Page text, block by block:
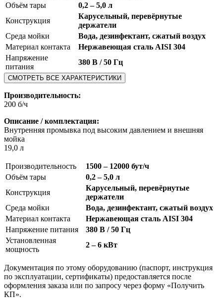
Объём тары
0,2 – 5,0 л
Конструкция
Карусельный, перевёрнутые
держатели
Среда мойки
Вода, дезинфектант, сжатый воздух
Материал контакта
Нержавеющая сталь AISI 304
Напряжение
питания
380 В / 50 Гц
СМОТРЕТЬ ВСЕ ХАРАКТЕРИСТИКИ
Производительность:
200 б/ч
Описание / комплектация:
Внутренняя промывка под высоким давлением и внешняя
мойка
19,0 л
Производительность
1500 – 12000 бут/ч
Объём тары
0,2 – 5,0 л
Конструкция
Карусельный, перевёрнутые
держатели
Среда мойки
Вода, дезинфектант, сжатый воздух
Материал контакта
Нержавеющая сталь AISI 304
Напряжение питания
380 В / 50 Гц
Установленная
мощность
2 – 6 кВт
Документация по этому оборудованию (паспорт, инструкция
по эксплуатации, сертификаты) предоставляется после
оформления заказа или по запросу через форму «Получить
КП».